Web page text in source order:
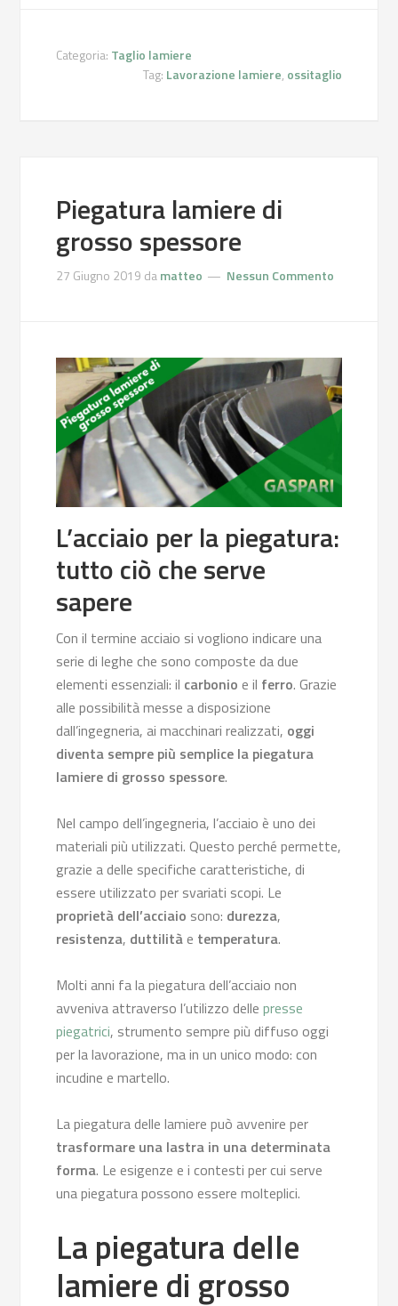
Categoria: Taglio lamiere
Tag: Lavorazione lamiere, ossitaglio
Piegatura lamiere di
grosso spessore
27 Giugno 2019 damatteo Nessun Commento
L’acciaio per la piegatura:
tutto ciò che serve
sapere
Con il termine acciaio si vogliono indicare una
serie di leghe che sono composte da due
elementi essenziali: il carbonio e il ferro. Grazie
alle possibilità messe a disposizione
dall’ingegneria, ai macchinari realizzati, oggi
diventa sempre più semplice la piegatura
lamiere di grosso spessore.
Nel campo dell’ingegneria, l’acciaio è uno dei
materiali più utilizzati. Questo perché permette,
grazie a delle specifiche caratteristiche, di
essere utilizzato per svariati scopi. Le
proprietà dell’acciaio sono: durezza,
resistenza, duttilitàe temperatura.
Molti anni fa la piegatura dell’acciaio non
avveniva attraverso l’utilizzo dellepresse
piegatrici, strumento sempre più diffuso oggi
per la lavorazione, ma in un unico modo: con
incudine e martello.
La piegatura delle lamiere può avvenire per
trasformare una lastra in una determinata
forma. Le esigenze e i contesti per cui serve
una piegatura possono essere molteplici.
La piegatura delle
lamiere di grosso